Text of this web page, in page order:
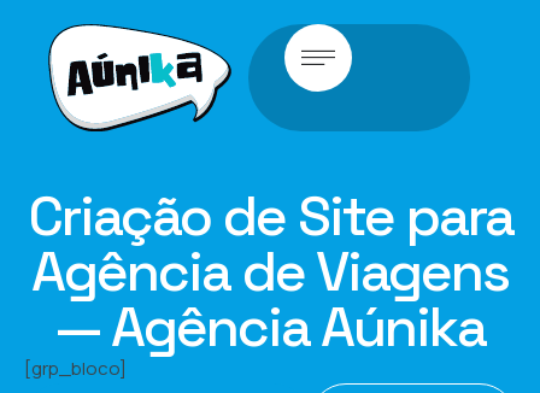
Criação de Site para
Agência de Viagens
— Agência Aúnika
[grp_bloco]